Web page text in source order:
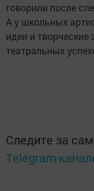
говорили после
А у школьных
идеи и
театральных
Следите за
Telegram-